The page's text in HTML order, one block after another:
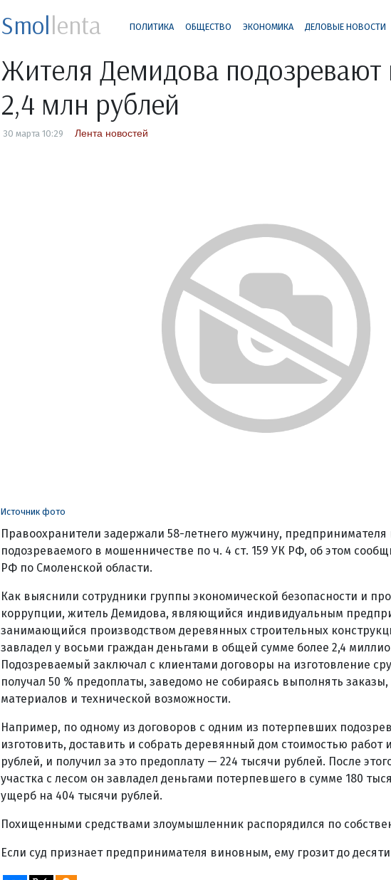
Smollenta ПОЛИТИКА ОБЩЕСТВО ЭКОНОМИКА ДЕЛОВЫЕ НОВОСТИ
Жителя Демидова подозревают
2,4 млн рублей
30 марта 10:29 Лента новостей
Источник фото
Правоохранители задержали 58-летнего мужчину, предпринимателя
подозреваемого в мошенничестве по ч. 4 ст. 159 УК РФ, об этом
РФ по Смоленской области.
Как выяснили сотрудники группы экономической безопасности и
коррупции, житель Демидова, являющийся индивидуальным
занимающийся производством деревянных строительных
завладел у восьми граждан деньгами в общей сумме более 2,4
Подозреваемый заключал с клиентами договоры на изготовление
получал 50 % предоплаты, заведомо не собираясь выполнять
материалов и технической возможности.
Например, по одному из договоров с одним из потерпевших
изготовить, доставить и собрать деревянный дом стоимостью работ
рублей, и получил за это предоплату — 224 тысячи рублей. После
участка с лесом он завладел деньгами потерпевшего в сумме 180
ущерб на 404 тысячи рублей.
Похищенными средствами злоумышленник распорядился по
Если суд признает предпринимателя виновным, ему грозит до